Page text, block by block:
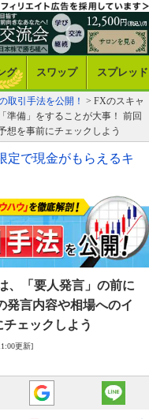
グ スワップ スプレッド
取引手法を公開！ > FXのスキャ
準備」をすることが大事！ 前回
想を事前にチェックしよう
定で現金がもらえるキ
、「要人発言」の前に
発言内容や相場へのイ
ェックしよう
更新]